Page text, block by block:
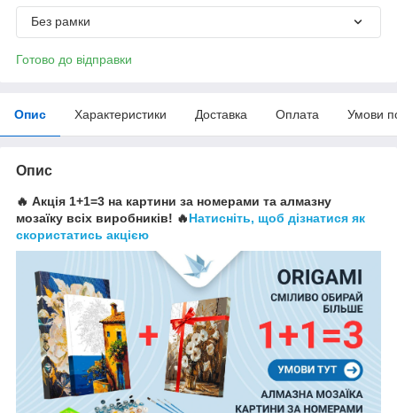
Без рамки
Готово до відправки
Опис Характеристики Доставка Оплата Умови
Опис
🔥 Акція 1+1=3 на картини за номерами та алмазну
мозаїку всіх виробників! 🔥Натисніть, щоб дізнатися як
скористатись акцією